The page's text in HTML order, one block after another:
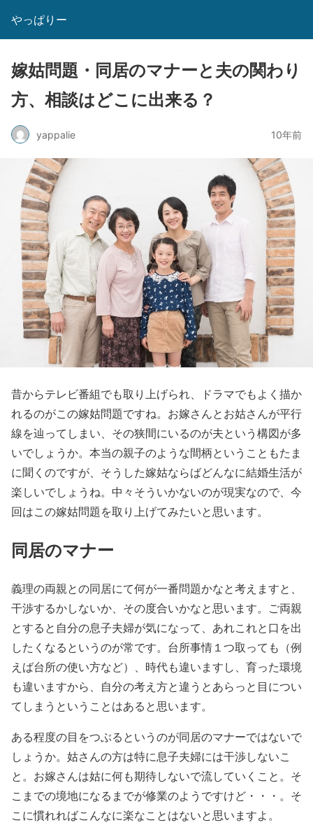
やっぱりー
嫁姑問題・同居のマナーと夫の関わり
方、相談はどこに出来る？
yappalie 10年前
昔からテレビ番組でも取り上げられ、ドラマでもよく描か
れるのがこの嫁姑問題ですね。お嫁さんとお姑さんが平行
線を辿ってしまい、その狭間にいるのが夫という構図が多
いでしょうか。本当の親子のような間柄ということもたま
に聞くのですが、そうした嫁姑ならばどんなに結婚生活が
楽しいでしょうね。中々そういかないのが現実なので、今
回はこの嫁姑問題を取り上げてみたいと思います。
同居のマナー
義理の両親との同居にて何が一番問題かなと考えますと、
干渉するかしないか、その度合いかなと思います。ご両親
とすると自分の息子夫婦が気になって、あれこれと口を出
したくなるというのが常です。台所事情１つ取っても（例
えば台所の使い方など）、時代も違いますし、育った環境
も違いますから、自分の考え方と違うとあらっと目につい
てしまうということはあると思います。
ある程度の目をつぶるというのが同居のマナーではないで
しょうか。姑さんの方は特に息子夫婦には干渉しないこ
と。お嫁さんは姑に何も期待しないで流していくこと。そ
こまでの境地になるまでが修業のようですけど・・・。そ
こに慣れればこんなに楽なことはないと思いますよ。